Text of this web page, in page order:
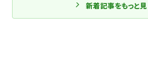
新着記事をもっと